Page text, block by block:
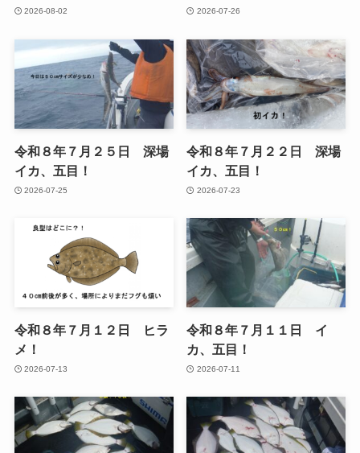
2026-08-02 2026-07-26
令和８年７月２５日 深場
イカ、五目！
2026-07-25
令和８年７月２２日 深場
イカ、五目！
2026-07-23
令和８年７月１２日 ヒラ
メ！
2026-07-13
令和８年７月１１日 イ
カ、五目！
2026-07-11